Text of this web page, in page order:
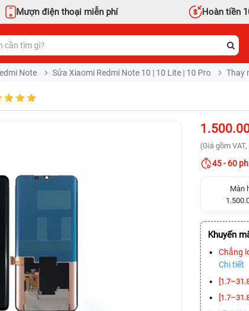
Mượn điện thoại miễn phí Hoàn tiền
Note Sửa Xiaomi Redmi Note 10 | 10 Lite | 10 Pro Thay
(Giá gồm
45 - 60
Màn
Khuyến
Chẳng
Chi tiết